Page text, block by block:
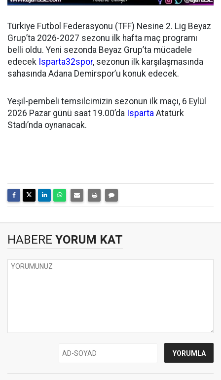
Türkiye Futbol Federasyonu (TFF) Nesine 2. Lig Beyaz
Grup’ta 2026-2027 sezonu ilk hafta maç programı
belli oldu. Yeni sezonda Beyaz Grup’ta mücadele
edecek Isparta32spor, sezonun ilk karşılaşmasında
sahasında Adana Demirspor’u konuk edecek.
Yeşil-pembeli temsilcimizin sezonun ilk maçı, 6 Eylül
2026 Pazar günü saat 19.00’da Isparta Atatürk
Stadı’nda oynanacak.
HABERE YORUM KAT